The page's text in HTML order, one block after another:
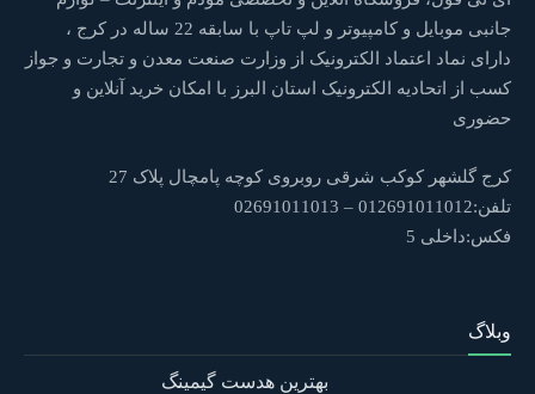
جانبی موبایل و کامپیوتر و لپ تاپ با سابقه 22 ساله در کرج ،
دارای نماد اعتماد الکترونیک از وزارت صنعت معدن و تجارت و جواز
کسب از اتحادیه الکترونیک استان البرز با امکان خرید آنلاین و
حضوری
کرج گلشهر کوکب شرقی روبروی کوچه پامچال پلاک 27
تلفن:012691011012 – 02691011013
فکس:داخلی 5
وبلاگ
بهترین هدست گیمینگ